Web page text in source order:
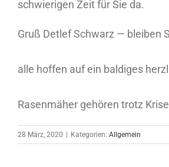
schwierigen Zeit für Sie da.
Gruß Detlef Schwarz — bleiben
alle hoffen auf ein baldiges
Rasenmäher gehören trotz
28 März, 2020 | Kategorien: Allgemein